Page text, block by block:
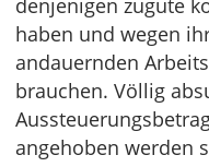
denjenigen zugute
haben und wegen
andauernden
brauchen. Völlig
angehoben werden